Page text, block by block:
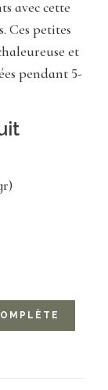
avec cette
Ces petites
et
pendant 5-